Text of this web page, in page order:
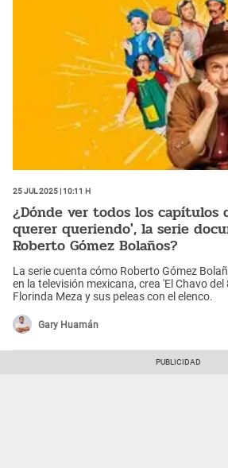
25 Jul 2025 | 10:11 h
¿Dónde ver todos los capítulos
querer queriendo', la serie
Roberto Gómez Bolaños?
La serie cuenta cómo Roberto Gómez
en la televisión mexicana, crea 'El Chavo del
Florinda Meza y sus peleas con el elenco.
Gary Huamán